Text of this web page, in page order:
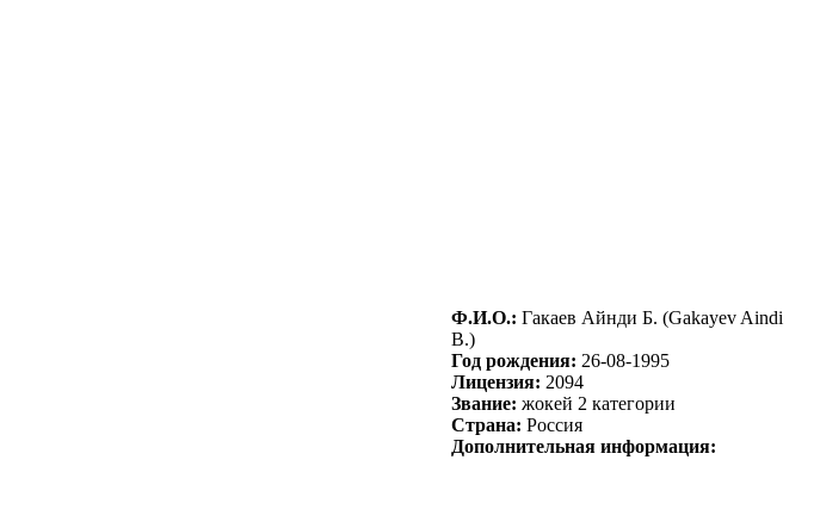
Ф.И.О.: Гaкaeв Айнди Б. (Gakayev Aindi
B.)
Год рождения: 26-08-1995
Лицензия: 2094
Звание: жокей 2 категории
Страна: Россия
Дополнительная информация: